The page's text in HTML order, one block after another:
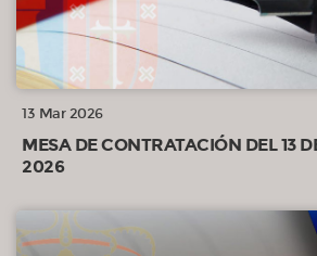
13 Mar 2026
MESA DE CONTRATACIÓN DEL 13
2026